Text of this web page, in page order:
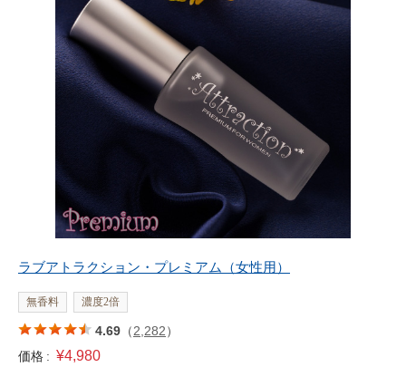
ラブアトラクション・プレミアム（女性用）
無香料 濃度2倍
4.69 （2,282）
価格 : ¥4,980